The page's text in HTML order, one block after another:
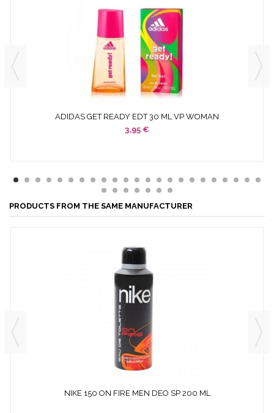
ADIDAS GET READY EDT 30 ML VP WOMAN
3,95 €
PRODUCTS FROM THE SAME MANUFACTURER
NIKE 150 ON FIRE MEN DEO SP 200 ML